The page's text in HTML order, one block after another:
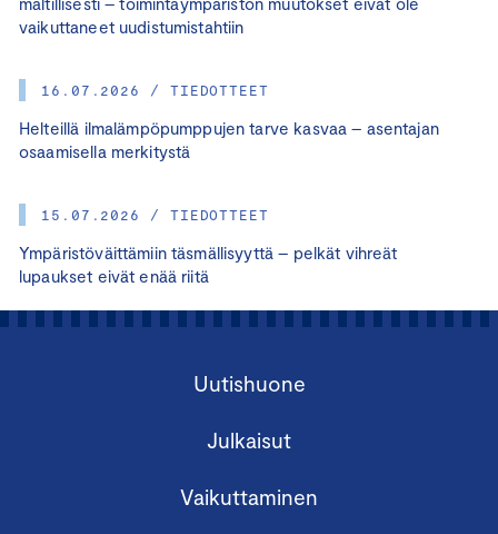
vaikuttaneet uudistumistahtiin
16.07.2026 / TIEDOTTEET
Helteillä ilmalämpöpumppujen tarve kasvaa – asentajan
osaamisella merkitystä
15.07.2026 / TIEDOTTEET
Ympäristöväittämiin täsmällisyyttä – pelkät vihreät
lupaukset eivät enää riitä
Uutishuone
Julkaisut
Vaikuttaminen